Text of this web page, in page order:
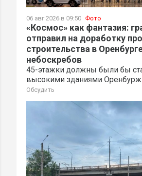
06 авг 2026 в 09:50 Фото
«Космос» как фантазия:
отправил на доработку
строительства в
небоскребов
45-этажки должны были бы
высокими зданиями
Обсудить